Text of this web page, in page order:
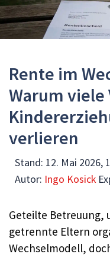
Rente im
Warum viele
verlieren
Stand: 12. Mai 2026,
Autor: Ingo Kosick
Geteilte Betreuung,
getrennte Eltern
Wechselmodell,